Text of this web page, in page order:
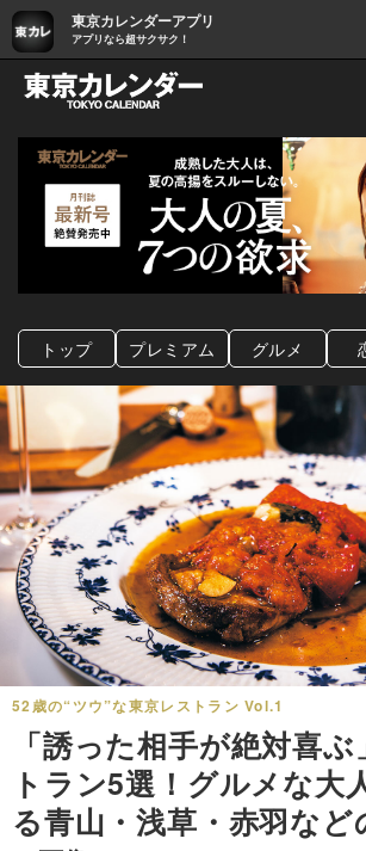
東京カレンダーアプリ
アプリなら超サクサク！
グルメ情報・プレ
トップ プレミアム グルメ
52歳の“ツウ”な東京レストラン Vol.1
「誘った相手が絶対喜
トラン5選！グルメな大
る青山・浅草・赤羽な